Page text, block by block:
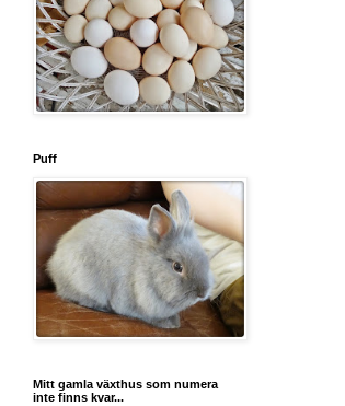
Puff
Mitt gamla växthus som numera
inte finns kvar...